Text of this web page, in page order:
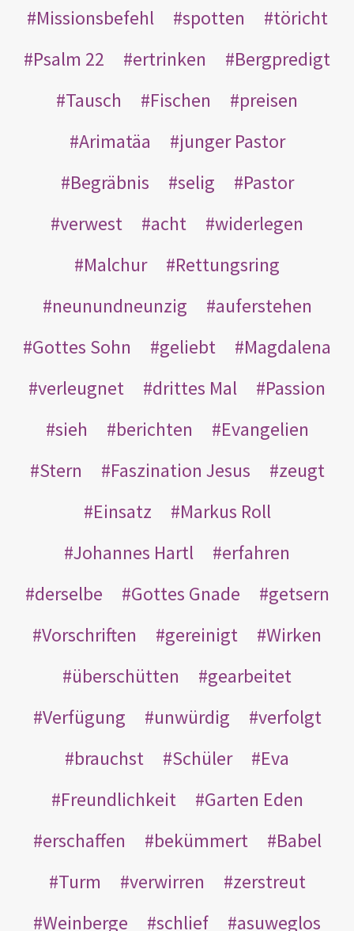
Missionsbefehl
spotten
töricht
Psalm 22
ertrinken
Bergpredigt
Tausch
Fischen
preisen
Arimatäa
junger Pastor
Begräbnis
selig
Pastor
verwest
acht
widerlegen
Malchur
Rettungsring
neunundneunzig
auferstehen
Gottes Sohn
geliebt
Magdalena
verleugnet
drittes Mal
Passion
sieh
berichten
Evangelien
Stern
Faszination Jesus
zeugt
Einsatz
Markus Roll
Johannes Hartl
erfahren
derselbe
Gottes Gnade
getsern
Vorschriften
gereinigt
Wirken
überschütten
gearbeitet
Verfügung
unwürdig
verfolgt
brauchst
Schüler
Eva
Freundlichkeit
Garten Eden
erschaffen
bekümmert
Babel
Turm
verwirren
zerstreut
Weinberge
schlief
asuweglos